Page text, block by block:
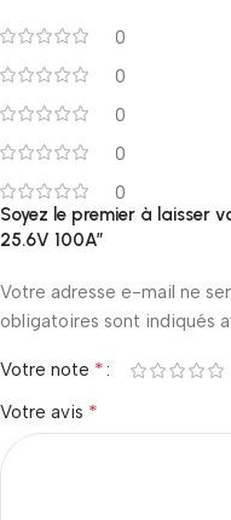
0
0
0
0
0
Soyez le premier à laisser
25.6V 100A”
Votre adresse e-mail ne
obligatoires sont indiqués
Votre note *
Votre avis *